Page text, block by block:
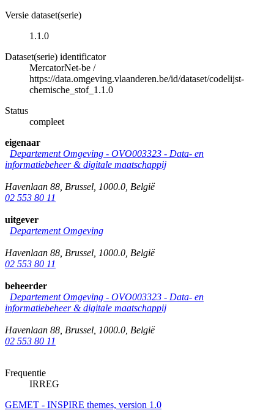
Versie dataset(serie)
1.1.0
Dataset(serie) identificator
MercatorNet-be /
https://data.omgeving.vlaanderen.be/id/dataset/codelijst-
chemische_stof_1.1.0
Status
compleet
eigenaar
Departement Omgeving - OVO003323 - Data- en
informatiebeheer & digitale maatschappij
Havenlaan 88 Brussel 1000.0 België
02 553 80 11
uitgever
Departement Omgeving
Havenlaan 88 Brussel 1000.0 België
02 553 80 11
beheerder
Departement Omgeving - OVO003323 - Data- en
informatiebeheer & digitale maatschappij
Havenlaan 88 Brussel 1000.0 België
02 553 80 11
Frequentie
IRREG
GEMET - INSPIRE themes, version 1.0